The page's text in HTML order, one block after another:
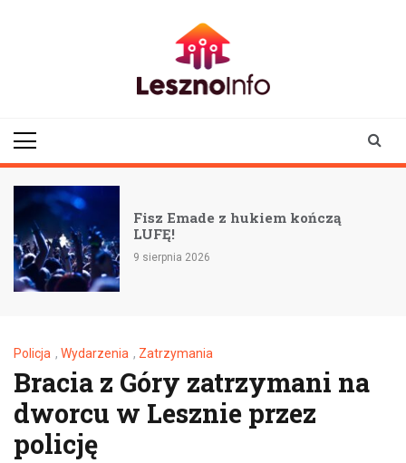
Fisz Emade z hukiem kończą
LUFĘ!
9 sierpnia 2026
Policja , Wydarzenia , Zatrzymania
Bracia z Góry zatrzymani na
dworcu w Lesznie przez
policję